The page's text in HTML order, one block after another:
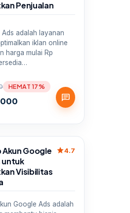
Penjualan
adalah layanan
iklan online
harga mulai Rp
HEMAT 17%
chat
Akun Google
untuk
Visibilitas
star4.7
Google Ads adalah